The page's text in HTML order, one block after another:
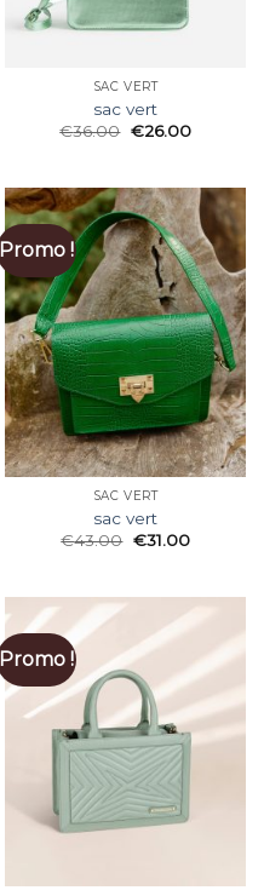
SAC VERT
sac vert
€36.00 €26.00
Promo !
SAC VERT
sac vert
€43.00 €31.00
Promo !